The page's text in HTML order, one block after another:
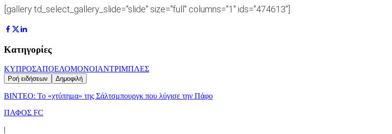
[gallery td_select_gallery_slide="slide" size="full" columns="1" ids="474613"]
Κατηγορίες
ΚΥΠΡΟΣΑΠΟΕΛΟΜΟΝΟΙΑΝΤΡΙΜΠΛΕΣ
Ροή ειδήσεων Δημοφιλή
ΒΙΝΤΕΟ: Το «χτύπημα» της Σάλτσμπουργκ που λύγισε την Πάφο
ΠΑΦΟΣ FC
|